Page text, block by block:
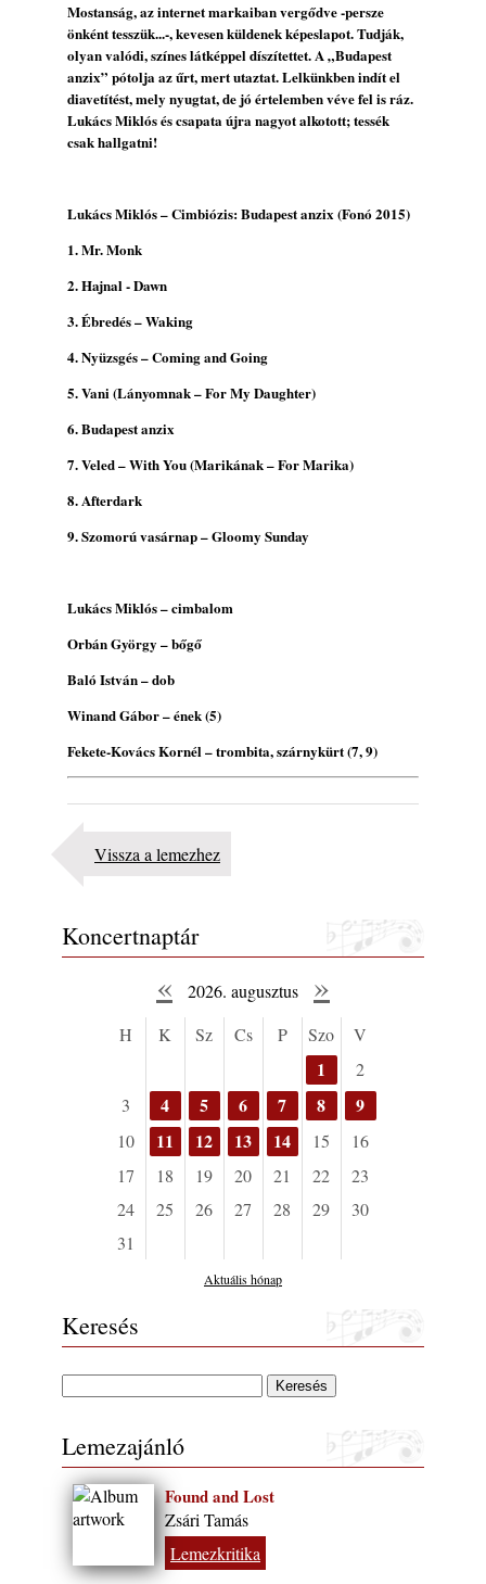
Mostanság, az internet markaiban vergődve -persze
önként tesszük...-, kevesen küldenek képeslapot. Tudják,
olyan valódi, színes látképpel díszítettet. A „Budapest
anzix” pótolja az űrt, mert utaztat. Lelkünkben indít el
diavetítést, mely nyugtat, de jó értelemben véve fel is ráz.
Lukács Miklós és csapata újra nagyot alkotott; tessék
csak hallgatni!
Lukács Miklós – Cimbiózis: Budapest anzix (Fonó 2015)
1. Mr. Monk
2. Hajnal - Dawn
3. Ébredés – Waking
4. Nyüzsgés – Coming and Going
5. Vani (Lányomnak – For My Daughter)
6. Budapest anzix
7. Veled – With You (Marikának – For Marika)
8. Afterdark
9. Szomorú vasárnap – Gloomy Sunday
Lukács Miklós – cimbalom
Orbán György – bőgő
Baló István – dob
Winand Gábor – ének (5)
Fekete-Kovács Kornél – trombita, szárnykürt (7, 9)
Vissza a lemezhez
Koncertnaptár
« 2026. augusztus »
H K Sz Cs P Szo V
1
2
3
4 5 6 7 8 9
10 11 12 13 14 15
16
17
18 19 20 21 22
23
24
25 26 27 28 29
30
31
Aktuális hónap
Keresés
Lemezajánló
Found and Lost
Zsári Tamás
Lemezkritika